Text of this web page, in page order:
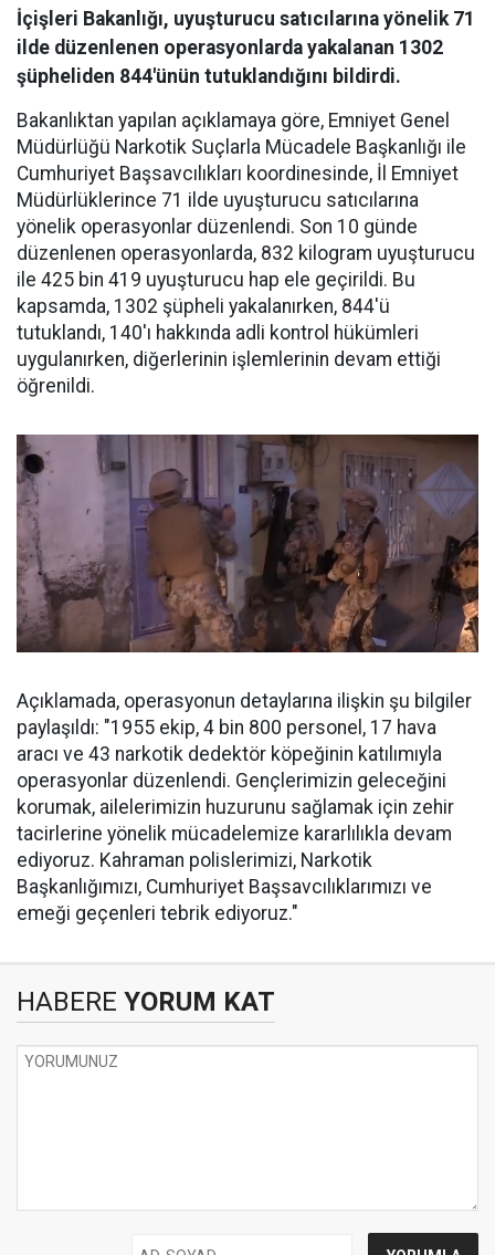
İçişleri Bakanlığı, uyuşturucu satıcılarına yönelik 71
ilde düzenlenen operasyonlarda yakalanan 1302
şüpheliden 844'ünün tutuklandığını bildirdi.
Bakanlıktan yapılan açıklamaya göre, Emniyet Genel
Müdürlüğü Narkotik Suçlarla Mücadele Başkanlığı ile
Cumhuriyet Başsavcılıkları koordinesinde, İl Emniyet
Müdürlüklerince 71 ilde uyuşturucu satıcılarına
yönelik operasyonlar düzenlendi. Son 10 günde
düzenlenen operasyonlarda, 832 kilogram uyuşturucu
ile 425 bin 419 uyuşturucu hap ele geçirildi. Bu
kapsamda, 1302 şüpheli yakalanırken, 844'ü
tutuklandı, 140'ı hakkında adli kontrol hükümleri
uygulanırken, diğerlerinin işlemlerinin devam ettiği
öğrenildi.
Açıklamada, operasyonun detaylarına ilişkin şu bilgiler
paylaşıldı: "1955 ekip, 4 bin 800 personel, 17 hava
aracı ve 43 narkotik dedektör köpeğinin katılımıyla
operasyonlar düzenlendi. Gençlerimizin geleceğini
korumak, ailelerimizin huzurunu sağlamak için zehir
tacirlerine yönelik mücadelemize kararlılıkla devam
ediyoruz. Kahraman polislerimizi, Narkotik
Başkanlığımızı, Cumhuriyet Başsavcılıklarımızı ve
emeği geçenleri tebrik ediyoruz."
HABERE YORUM KAT